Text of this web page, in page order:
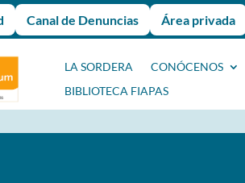
Canal de Denuncias Área privada
LA SORDERA CONÓCENOS
BIBLIOTECA FIAPAS